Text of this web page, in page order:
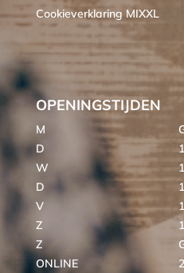
Cookieverklaring MIXXL
OPENINGSTIJDEN
M
D
W
D
V
Z
Z
ONLINE